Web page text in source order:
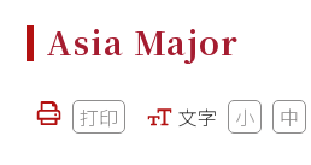
Asia Major
打印 文字 小 中